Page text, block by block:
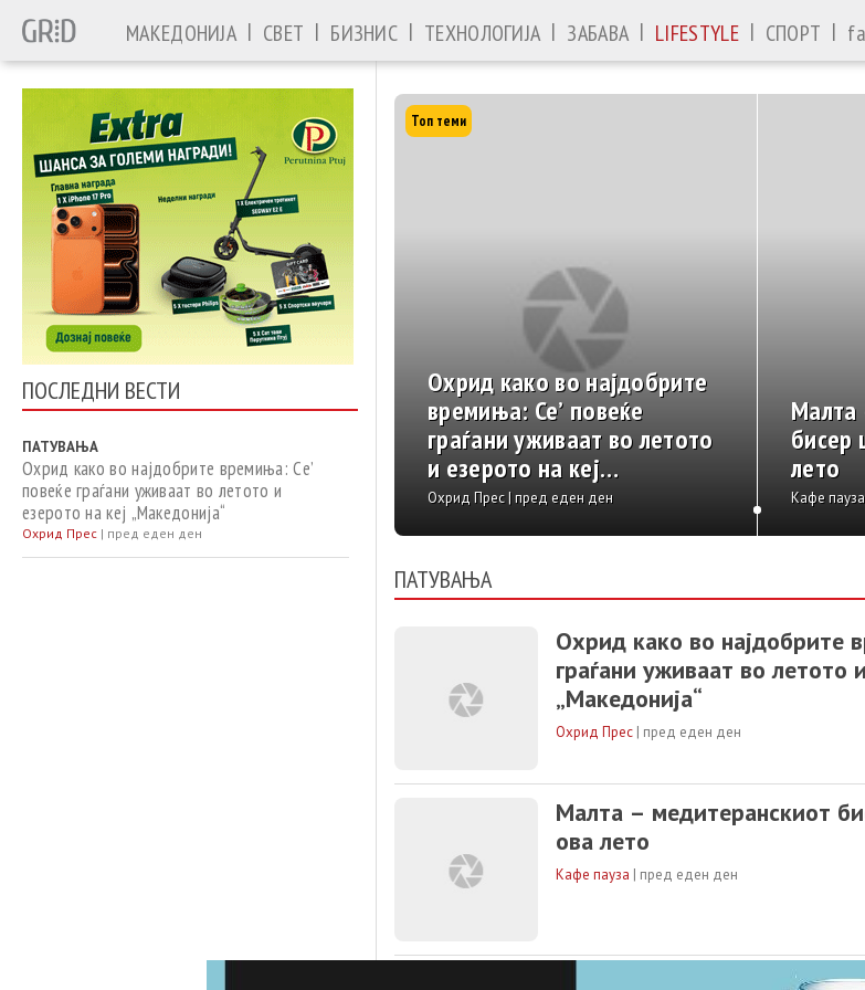
МАКЕДОНИЈА | СВЕТ | БИЗНИС | ТЕХНОЛОГИЈА | ЗАБАВА | LIFESTYLE | СПОРТ |
ПОСЛЕДНИ ВЕСТИ
ПАТУВАЊА
Охрид како во најдобрите времиња: Се’
повеќе граѓани уживаат во летото и
езерото на кеј „Македонија“
Охрид Прес | пред еден ден
Топ теми
Охрид како во најдобрите
времиња: Се’ повеќе
граѓани уживаат во летото
и езерото на кеј
„Македонија“
Охрид Прес | пред еден ден
Малта
бисер
лето
Кафе
ПАТУВАЊА
Охрид како во најдобрите
граѓани уживаат во летото
„Македонија“
Охрид Прес | пред еден ден
Малта – медитеранскиот
ова лето
Кафе пауза | пред еден ден